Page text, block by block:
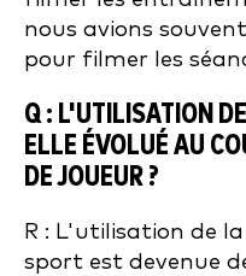
nous avions
pour filmer les
Q : L'UTILISATION
ELLE ÉVOLUÉ AU
DE JOUEUR ?
R : L'utilisation de
sport est devenue